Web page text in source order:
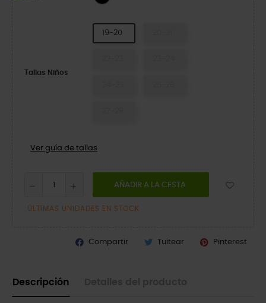
Tallas Niños
19-20
Ver guía de tallas
AÑADIR A LA CESTA
ÚLTIMAS UNIDADES EN STOCK
Compartir Tuitear Pinterest
Descripción